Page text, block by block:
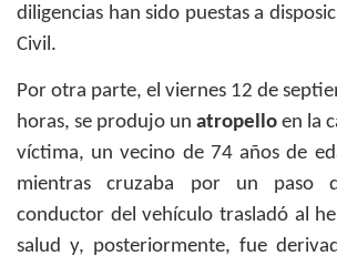
diligencias han sido puestas a
Civil.
Por otra parte, el viernes 12 de
horas, se produjo un atropello en la
víctima, un vecino de 74 años de
mientras cruzaba por un paso
conductor del vehículo trasladó al
salud y, posteriormente, fue